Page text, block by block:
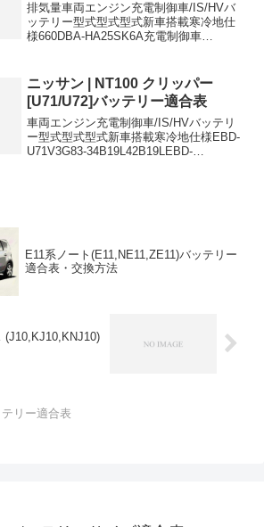
排気量車両エンジン充電制御車/IS/HVバ
ッテリー型式型式型式新車搭載寒冷地仕
様660DBA-HA25SK6A充電制御車
HA25SK6A充...
ニッサン | NT100 クリッパー
[U71/U72]バッテリー適合表
車両エンジン充電制御車/IS/HVバッテリ
ー型式型式型式新車搭載寒冷地仕様EBD-
U71V3G83-34B19L42B19LEBD-
E11系ノート(E11,NE11,ZE11)バッテリー
適合表・交換方法
(J10,KJ10,KNJ10)
リー適合表